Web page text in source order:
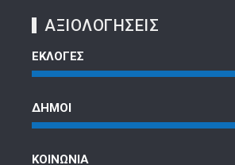
ΑΞΙΟΛΟΓΗΣΕΙΣ
ΕΚΛΟΓΕΣ
ΔΗΜΟΙ
ΚΟΙΝΩΝΙΑ